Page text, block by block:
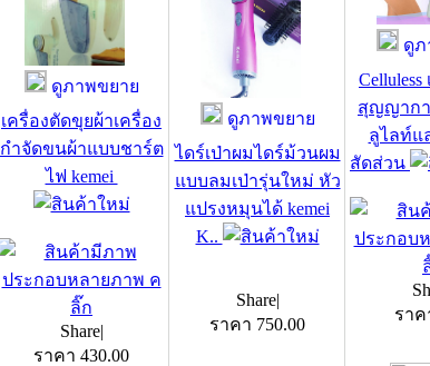
ดูภาพขยาย
เครื่องตัดขุยผ้าเครื่อง
กำจัดขนผ้าแบบชาร์ต
ไฟ kemei
Share|
ราคา 430.00
ดูภาพขยาย
ไดร์เป่าผมไดร์ม้วนผม
แบบลมเป่ารุ่นใหม่ หัว
แปรงหมุนได้ kemei
K..
Share|
ราคา 750.00
ดูภ
สุญญากา
ลูไลท์แ
สัดส่วน
ราค